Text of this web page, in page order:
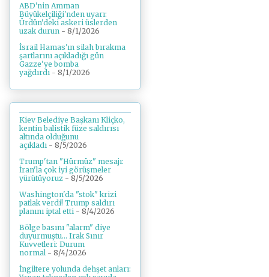
ABD'nin Amman
Büyükelçiliği'nden uyarı:
Ürdün'deki askeri üslerden
uzak durun - 8/1/2026
İsrail Hamas'ın silah bırakma
şartlarını açıkladığı gün
Gazze'ye bomba
yağdırdı - 8/1/2026
Kiev Belediye Başkanı Kliçko,
kentin balistik füze saldırısı
altında olduğunu
açıkladı - 8/5/2026
Trump'tan "Hürmüz" mesajı:
İran'la çok iyi görüşmeler
yürütüyoruz - 8/5/2026
Washington'da "stok" krizi
patlak verdi! Trump saldırı
planını iptal etti - 8/4/2026
Bölge basını "alarm" diye
duyurmuştu... Irak Sınır
Kuvvetleri: Durum
normal - 8/4/2026
İngiltere yolunda dehşet anları: